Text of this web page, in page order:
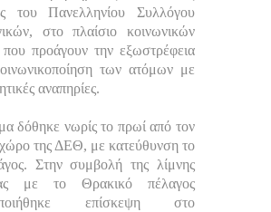
του Πανελληνίου Συλλόγου
στο πλαίσιο κοινωνικών
προάγουν την εξωστρέφεια
των ατόμων με
αναπηρίες.
δόθηκε νωρίς το πρωί από τον
της ΔΕΘ, με κατεύθυνση το
Στην συμβολή της λίμνης
με το Θρακικό πέλαγος
επίσκεψη στο